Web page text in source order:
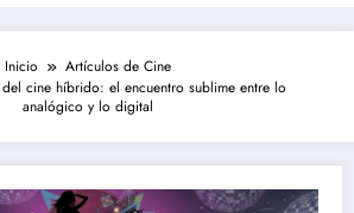
Inicio
Artículos de Cine
cine híbrido: el encuentro sublime entre lo
analógico y lo digital